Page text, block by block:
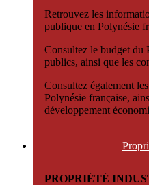
Retrouvez les
publique en Polynésie
Consultez le budget du
publics, ainsi que les
Consultez également
Polynésie française,
développement
PROPRIÉTÉ